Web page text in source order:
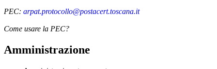
PEC: arpat.protocollo@postacert.toscana.it
Come usare la PEC?
Amministrazione